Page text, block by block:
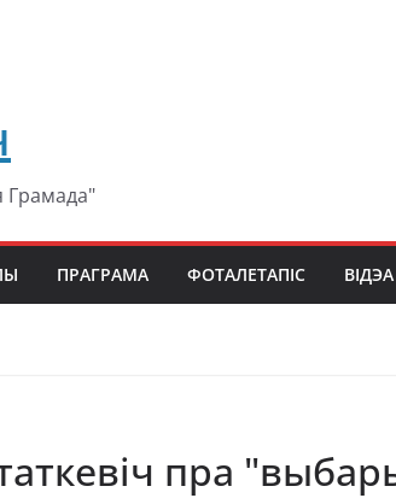
Грамада"
ПРАГРАМА ФОТАЛЕТАПІС ВІДЭА
пра